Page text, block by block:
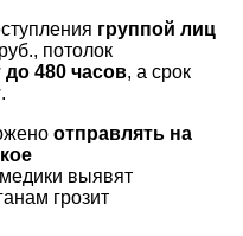
группой лиц
потолок
до 480 часов, а срок
.
отправлять на
выявят
грозит